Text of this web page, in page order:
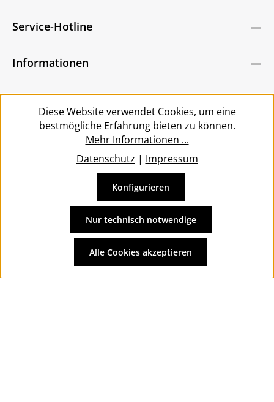
Ich habe dieDatenschutzbestimmungen
bin mit ihnen einverstanden.
Zeichen ein*
Die mit einem Stern (*) markierten Felder sind
Service-Hotline
Informationen
Service
Vertrag widerrufen
und ggf. Nachnahmegebühren, wenn nicht anders
angegeben.
Diese Website verwendet Cookies, um eine
bestmögliche Erfahrung bieten zu können.
Mehr Informationen ...
Datenschutz | Impressum
Nur technisch notwendige
Konfigurieren
Alle Cookies akzeptieren